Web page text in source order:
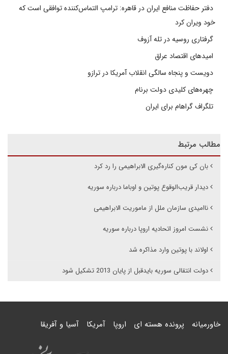
دفتر حفاظت منافع ایران در قاهره: ترامپ التماس‌کننده توافقی است که
خود ویران کرد
گرفتاری روسیه در تله آزوف
امیدهای اقتصاد عراق
دویست و پنجاه سالگی انقلاب آمریکا در ترازو
چهره‌های کلیدی دولت برنام
تلگراف گراهام برای ایران
مطالب مرتبط
بان کی مون کناره‌گیری الابراهیمی را رد کرد
دیدار قریب‌الوقوع پوتین و اوباما درباره سوریه
ناامیدی سازمان ملل از ماموریت الابراهیمی
نشست امروز اتحادیه اروپا درباره سوریه
اولاند با پوتین وارد مذاکره شد
دولت انتقالی سوریه بایدقبل از پایان 2013 تشکیل شود
خاورمیانه پرونده هسته ای اروپا آمریکا آسیا و آفریقا